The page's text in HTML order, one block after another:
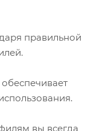
правильной
вы всегда